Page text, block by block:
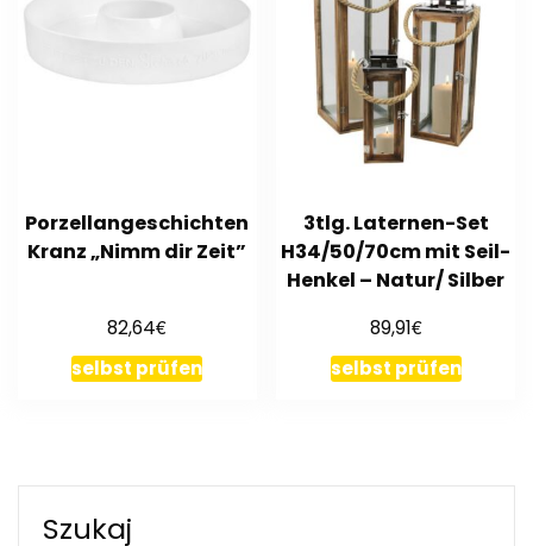
Porzellangeschichten
Kranz „Nimm dir Zeit”
82,64€
selbst prüfen
3tlg. Laternen-Set
H34/50/70cm mit Seil-
Henkel – Natur/ Silber
89,91€
selbst prüfen
Szukaj